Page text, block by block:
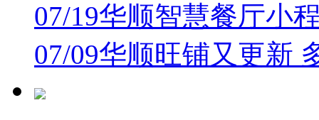
07/19华顺智慧餐厅小
07/09华顺旺铺又更新